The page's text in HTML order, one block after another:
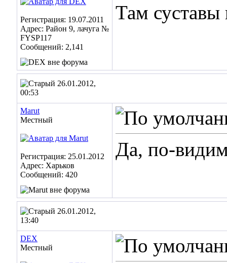
Регистрация: 19.07.2011
Адрес: Район 9, лачуга №
FYSP117
Сообщений: 2,141
Там суставы
26.01.2012,
00:53
Marut
Местный
Регистрация: 25.01.2012
Адрес: Харьков
Сообщений: 420
Да, по-
26.01.2012,
13:40
DEX
Местный